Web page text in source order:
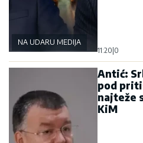
NA UDARU MEDIJA
11:20 0
Antić:
pod
najteže
KiM